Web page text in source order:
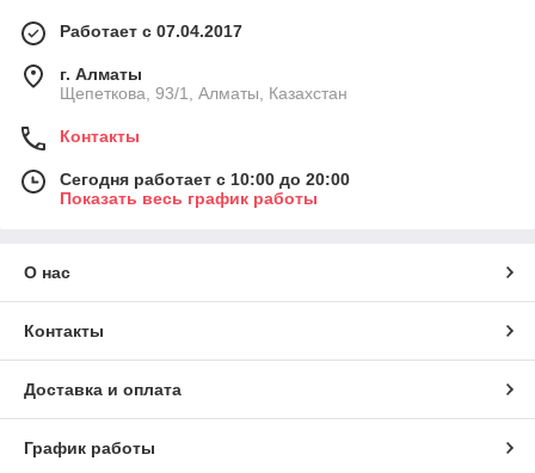
Работает с 07.04.2017
г. Алматы
Щепеткова, 93/1, Алматы, Казахстан
Контакты
Сегодня работает с 10:00 до 20:00
Показать весь график работы
О нас
Контакты
Доставка и оплата
График работы